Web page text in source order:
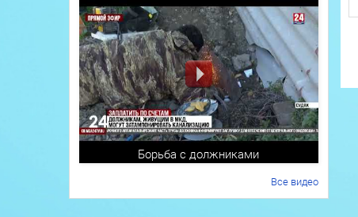
Борьба с должниками
Все видео